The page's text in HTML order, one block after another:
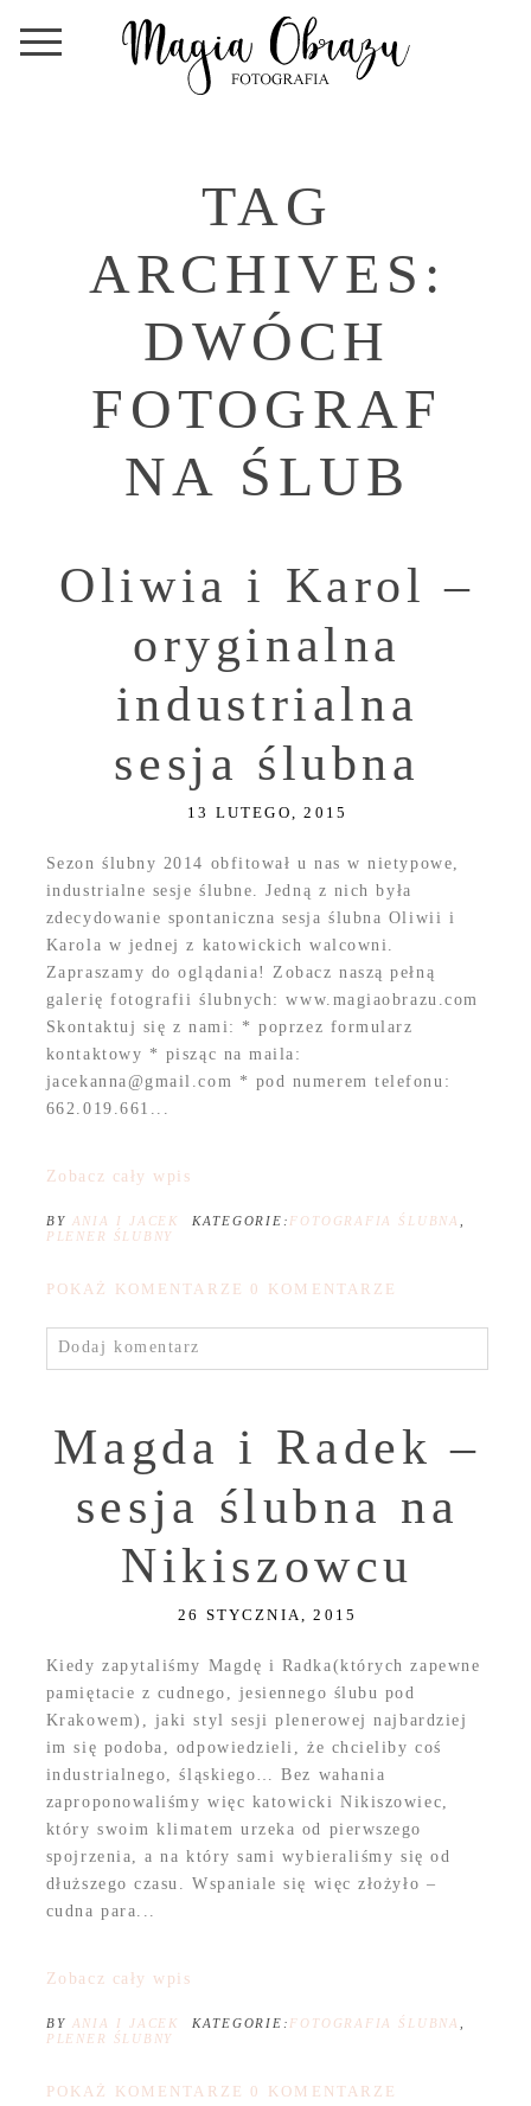
TAG
ARCHIVES:
DWÓCH
FOTOGRAF
NA ŚLUB
Oliwia i Karol –
oryginalna
industrialna
sesja ślubna
13 LUTEGO, 2015
Sezon ślubny 2014 obfitował u nas w nietypowe,
industrialne sesje ślubne. Jedną z nich była
zdecydowanie spontaniczna sesja ślubna Oliwii i
Karola w jednej z katowickich walcowni.
Zapraszamy do oglądania! Zobacz naszą pełną
galerię fotografii ślubnych: www.magiaobrazu.com
Skontaktuj się z nami: * poprzez formularz
kontaktowy * pisząc na maila:
jacekanna@gmail.com * pod numerem telefonu:
662.019.661...
Zobacz cały wpis
BY ANIA I JACEK KATEGORIE: FOTOGRAFIA ŚLUBNA ,
PLENER ŚLUBNY
POKAŻ KOMENTARZE 0 KOMENTARZE
Dodaj komentarz
Magda i Radek –
sesja ślubna na
Nikiszowcu
26 STYCZNIA, 2015
Kiedy zapytaliśmy Magdę i Radka(których zapewne
pamiętacie z cudnego, jesiennego ślubu pod
Krakowem), jaki styl sesji plenerowej najbardziej
im się podoba, odpowiedzieli, że chcieliby coś
industrialnego, śląskiego… Bez wahania
zaproponowaliśmy więc katowicki Nikiszowiec,
który swoim klimatem urzeka od pierwszego
spojrzenia, a na który sami wybieraliśmy się od
dłuższego czasu. Wspaniale się więc złożyło –
cudna para...
Zobacz cały wpis
BY ANIA I JACEK KATEGORIE: FOTOGRAFIA ŚLUBNA ,
PLENER ŚLUBNY
POKAŻ KOMENTARZE 0 KOMENTARZE